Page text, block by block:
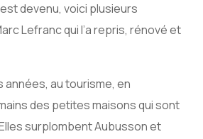
devenu, voici plusieurs
Lefranc qui l’a repris, rénové et
années, au tourisme, en
des petites maisons qui sont
surplombent Aubusson et